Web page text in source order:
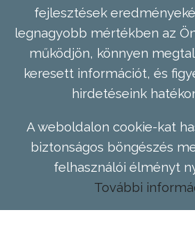
fejlesztések
legnagyobb mértékben az
működjön, könnyen
keresett információt, és
hirdetéseink
A weboldalon cookie-kat
biztonságos böngészés
felhasználói élményt
További